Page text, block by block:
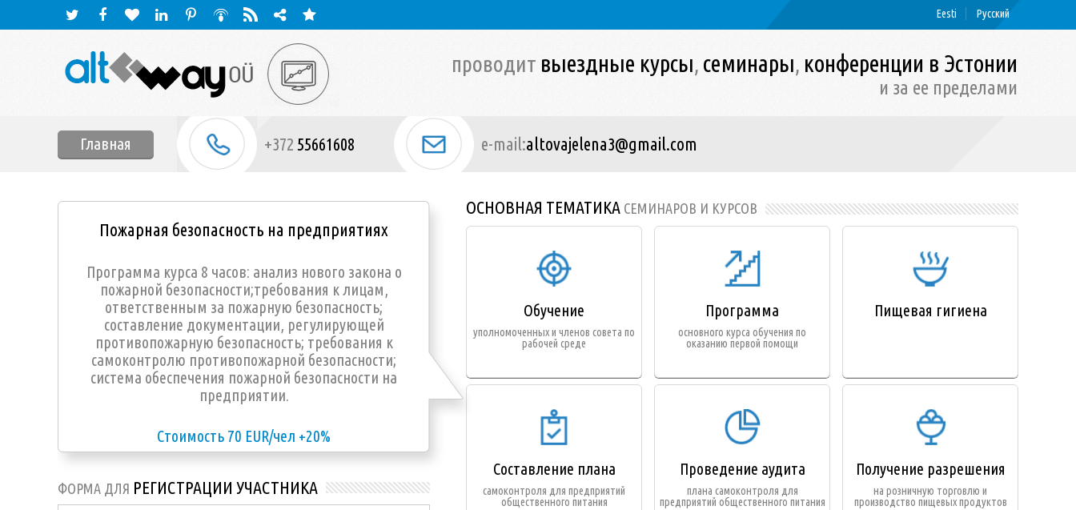
Eesti Русский
проводит выездные курсы, семинары, конференции в Эстонии
и за ее пределами
Главная +372 55661608 e-mail:altovajelena3@gmail.com
Пожарная безопасность на предприятиях
Программа курса 8 часов: анализ нового закона о
пожарной безопасности;требования к лицам,
ответственным за пожарную безопасность;
cоставление документации, регулирующей
противопожарную безопасность; требования к
самоконтролю противопожарной безопасности;
cистема обеспечения пожарной безопасности на
предприятии.
Стоимость 70 EUR/чел +20%
ФОРМА ДЛЯ РЕГИСТРАЦИИ УЧАСТНИКА
ОСНОВНАЯ ТЕМАТИКА СЕМИНАРОВ И КУРСОВ
Обучение
уполномоченных и членов совета по
рабочей среде
Программа
основного курса обучения по
оказанию первой помощи
Пищевая гигиена
Составление плана
самоконтроля для предприятий
общественного питания
Проведение аудита
плана самоконтроля для
предприятий общественного питания
Получение разрешения
на розничную торговлю и
производство пищевых продуктов